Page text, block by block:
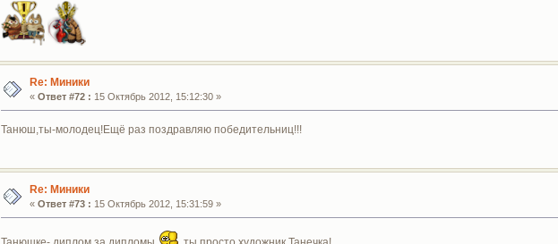
Re: Миники
« Ответ #72 : 15 Октябрь 2012, 15:12:30 »
Танюш,ты-молодец!Ещё раз поздравляю победительниц!!!
Re: Миники
« Ответ #73 : 15 Октябрь 2012, 15:31:59 »